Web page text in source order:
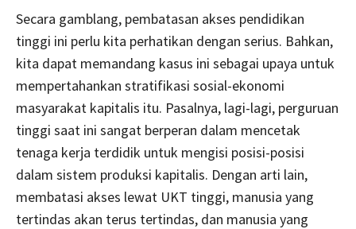
Secara gamblang, pembatasan akses pendidikan
tinggi ini perlu kita perhatikan dengan serius. Bahkan,
kita dapat memandang kasus ini sebagai upaya untuk
mempertahankan stratifikasi sosial-ekonomi
masyarakat kapitalis itu. Pasalnya, lagi-lagi, perguruan
tinggi saat ini sangat berperan dalam mencetak
tenaga kerja terdidik untuk mengisi posisi-posisi
dalam sistem produksi kapitalis. Dengan arti lain,
membatasi akses lewat UKT tinggi, manusia yang
tertindas akan terus tertindas, dan manusia yang